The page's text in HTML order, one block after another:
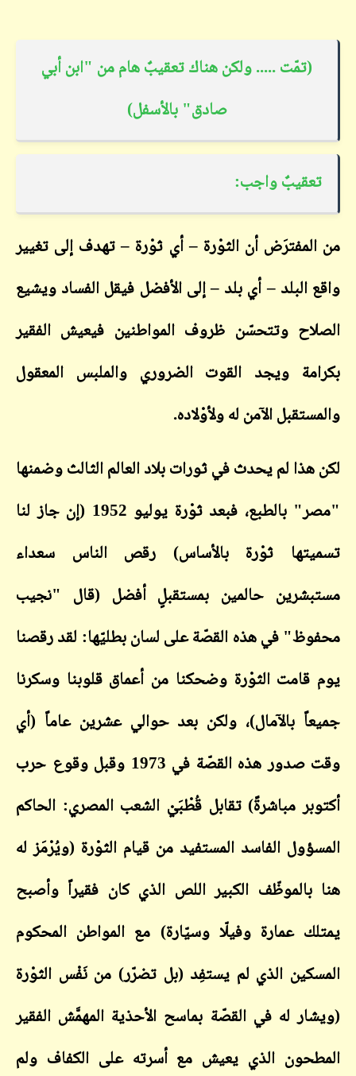
(تمّت ..... ولكن هناك تعقيبٌ هام من "ابن أبي
صادق" بالأسفل)
تعقيبٌ واجب:
من المفترَض أن الثوْرة – أي ثوْرة – تهدف إلى تغيير
واقع البلد – أي بلد – إلى الأفضل فيقل الفساد ويشيع
الصلاح وتتحسّن ظروف المواطنين فيعيش الفقير
بكرامة ويجد القوت الضروري والملبس المعقول
والمستقبل الآمن له ولأوْلاده.
لكن هذا لم يحدث في ثورات بلاد العالم الثالث وضمنها
"مصر" بالطبع، فبعد ثوْرة يوليو 1952 (إن جاز لنا
تسميتها ثوْرة بالأساس) رقص الناس سعداء
مستبشرين حالمين بمستقبلٍ أفضل (قال "نجيب
محفوظ" في هذه القصّة على لسان بطليّها: لقد رقصنا
يوم قامت الثوْرة وضحكنا من أعماق قلوبنا وسكرنا
جميعاً بالآمال)، ولكن بعد حوالي عشرين عاماً (أي
وقت صدور هذه القصّة في 1973 وقبل وقوع حرب
أكتوبر مباشرةً) تقابل قُطْبَيْ الشعب المصري: الحاكم
المسؤول الفاسد المستفيد من قيام الثوْرة (ويُرْمَز له
هنا بالموظّف الكبير اللص الذي كان فقيراً وأصبح
يمتلك عمارة وفيلّا وسيّارة) مع المواطن المحكوم
المسكين الذي لم يستفِد (بل تضرّر) من نَفْس الثوْرة
(ويشار له في القصّة بماسح الأحذية المهمَّش الفقير
المطحون الذي يعيش مع أسرته على الكفاف ولم